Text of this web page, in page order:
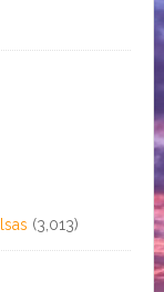
(3,013)